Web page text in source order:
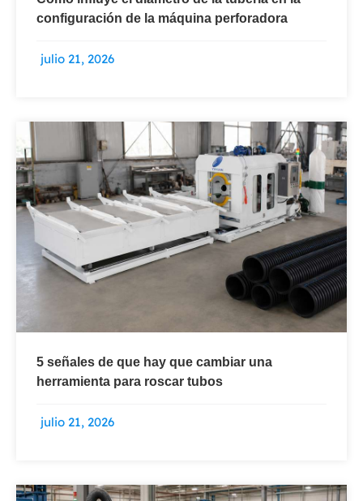
configuración de la máquina perforadora
julio 21, 2026
5 señales de que hay que cambiar una
herramienta para roscar tubos
julio 21, 2026